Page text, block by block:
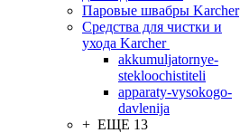
Паровые швабры Karcher
Средства для чистки и
ухода Karcher
akkumuljatornye-
stekloochistiteli
apparaty-vysokogo-
davlenija
+ ЕЩЕ 13